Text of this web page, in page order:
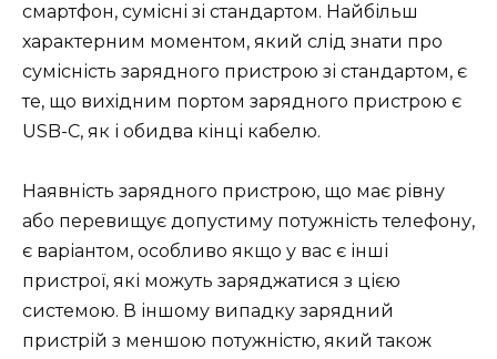
смартфон, сумісні зі стандартом. Найбільш
характерним моментом, який слід знати про
сумісність зарядного пристрою зі стандартом, є
те, що вихідним портом зарядного пристрою є
USB-C, як і обидва кінці кабелю.
Наявність зарядного пристрою, що має рівну
або перевищує допустиму потужність телефону,
є варіантом, особливо якщо у вас є інші
пристрої, які можуть заряджатися з цією
системою. В іншому випадку зарядний
пристрій з меншою потужністю, який також